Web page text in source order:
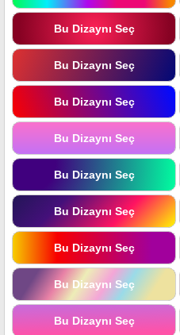
Bu Dizaynı Seç
Bu Dizaynı Seç
Bu Dizaynı Seç
Bu Dizaynı Seç
Bu Dizaynı Seç
Bu Dizaynı Seç
Bu Dizaynı Seç
Bu Dizaynı Seç
Bu Dizaynı Seç